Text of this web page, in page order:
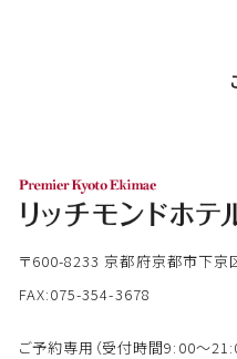
〒600-8233京都府京都市下京
FAX:075-354-3678
ご予約専用（受付時間9:00～